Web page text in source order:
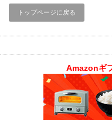
トップページに戻る
Amazonギ